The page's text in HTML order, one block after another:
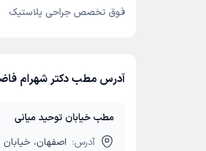
فوق تخصص جراحی پلاستیک
آدرس مطب دکتر شهرام
مطب خیابان توحید میانی
آدرس: اصفهان، خیابان